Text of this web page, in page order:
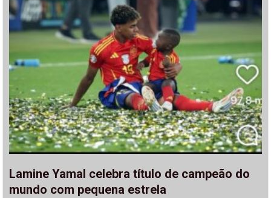
Lamine Yamal celebra título de campeão do
mundo com pequena estrela